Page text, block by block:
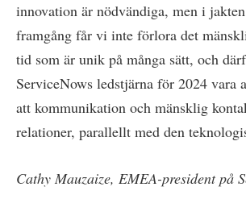
innovation är nödvändiga, men i
framgång får vi inte förlora det
tid som är unik på många sätt, och
ServiceNows ledstjärna för 2024 vara
att kommunikation och mänsklig
relationer, parallellt med den
Cathy Mauzaize, EMEA-president på